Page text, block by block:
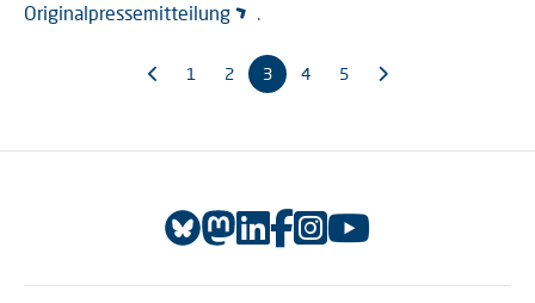
Originalpressemitteilung
.
1 2 3 4 5